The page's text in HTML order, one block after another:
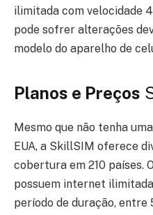
ilimitada com velocidade
pode sofrer alterações
modelo do aparelho de
Planos e Preços
Mesmo que não tenha
EUA, a SkillSIM oferece
cobertura em 210 países.
possuem internet
período de duração, entre